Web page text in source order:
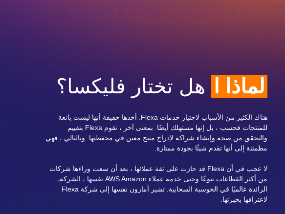
لماذا ا هل تختار فليكسا؟
هناك الكثير من الأسباب لاختيار خدمات Flexa. أحدها حقيقة أنها ليست بائعة
للمنتجات فحسب ، بل إنها مستهلك أيضًا. بمعنى آخر ، تقوم Flexa بتقييم
والتحقق من صحة وإنشاء شراكة لإدراج منتج معين في محفظتها. وبالتالي ، فهي
مطمئنة إلى أنها تقدم شيئًا بجودة ممتازة.
لا عجب في أن Flexa قد حازت على ثقة عملائها ، بعد أن سعت وراءها شركات
من أكثر القطاعات تنوعًا وحتى خدمة عملاء AWS Amazon نفسها ، الشركة
الرائدة عالميًا في الحوسبة السحابية. تشير أمازون نفسها إلى شركة Flexa
لاعترافها بخبرتها.